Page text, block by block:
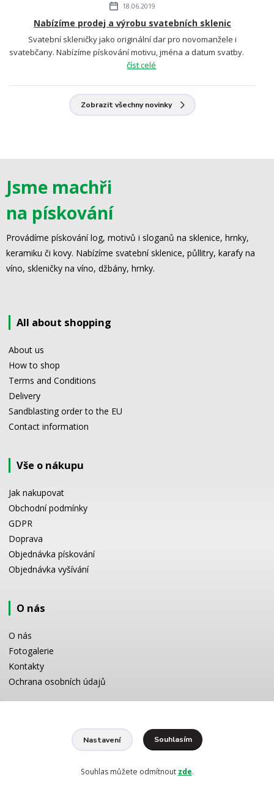
18.06.2019
Nabízíme prodej a výrobu svatebních sklenic
Svatební skleničky jako originální dar pro novomanžele i
svatebčany. Nabízíme pískování motivu, jména a datum svatby.
číst celé
Zobrazit všechny novinky
Jsme machři
na pískování
Provádíme pískování log, motivů i sloganů na sklenice, hrnky,
keramiku či kovy. Nabízíme svatební sklenice, půllitry, karafy na
víno, skleničky na víno, džbány, hrnky.
All about shopping
About us
How to shop
Terms and Conditions
Delivery
Sandblasting order to the EU
Contact information
Vše o nákupu
Jak nakupovat
Obchodní podmínky
GDPR
Doprava
Objednávka pískování
Objednávka vyšívání
O nás
O nás
Fotogalerie
Kontakty
Ochrana osobních údajů
Potřebujete poradit s výběrem? Neváhejte se zeptat:
+420 728 772 566
info@reklamnipiskovani.cz
Nastavení Souhlasím
Souhlas můžete odmítnout zde.